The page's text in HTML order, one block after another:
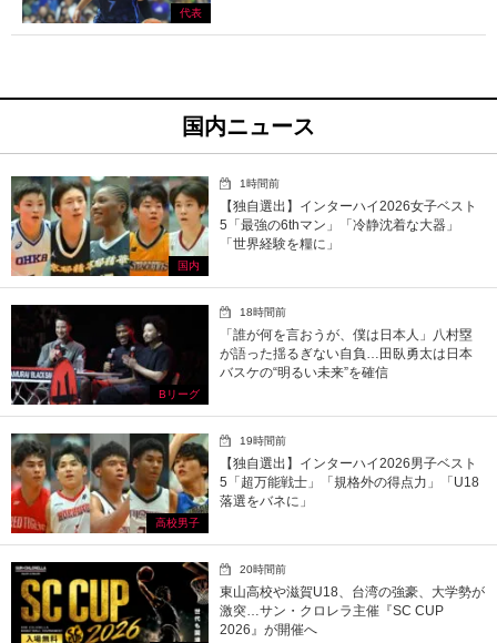
代表
国内ニュース
国内
1時間前
【独自選出】インターハイ2026女子ベスト
5「最強の6thマン」「冷静沈着な大器」
「世界経験を糧に」
Bリーグ
18時間前
「誰が何を言おうが、僕は日本人」八村塁
が語った揺るぎない自負…田臥勇太は日本
バスケの“明るい未来”を確信
高校男子
19時間前
【独自選出】インターハイ2026男子ベスト
5「超万能戦士」「規格外の得点力」「U18
落選をバネに」
20時間前
東山高校や滋賀U18、台湾の強豪、大学勢が
激突…サン・クロレラ主催『SC CUP
2026』が開催へ